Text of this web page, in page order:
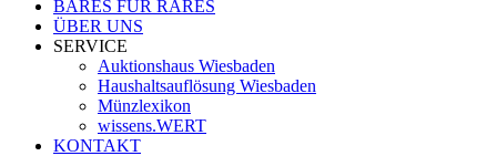
BARES FÜR RARES
ÜBER UNS
SERVICE
Auktionshaus Wiesbaden
Haushaltsauflösung Wiesbaden
Münzlexikon
wissens.WERT
KONTAKT